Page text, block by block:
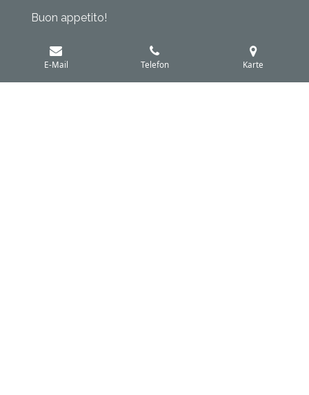
Buon appetito!
E-Mail Telefon Karte